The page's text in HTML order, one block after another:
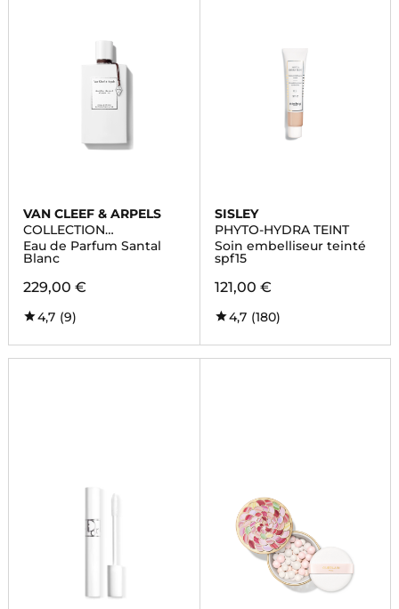
VAN CLEEF & ARPELS
COLLECTION
EXTRAORDINAIRE
Eau de Parfum Santal
Blanc
229,00 €
4,7 (9)
SISLEY
PHYTO-HYDRA TEINT
Soin embelliseur teinté
spf15
121,00 €
4,7 (180)